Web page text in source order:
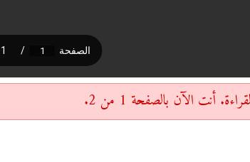
أنت الآن بالصفحة 1 من 2.